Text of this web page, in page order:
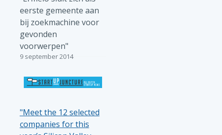
eerste gemeente aan
bij zoekmachine voor
gevonden
voorwerpen"
9 september 2014
"Meet the 12 selected
companies for this